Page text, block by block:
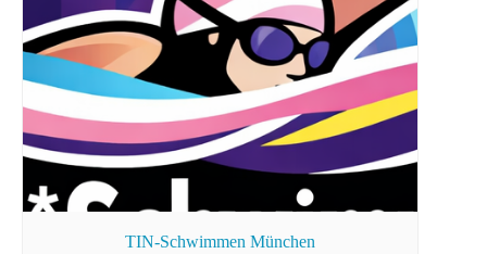
TIN-Schwimmen München